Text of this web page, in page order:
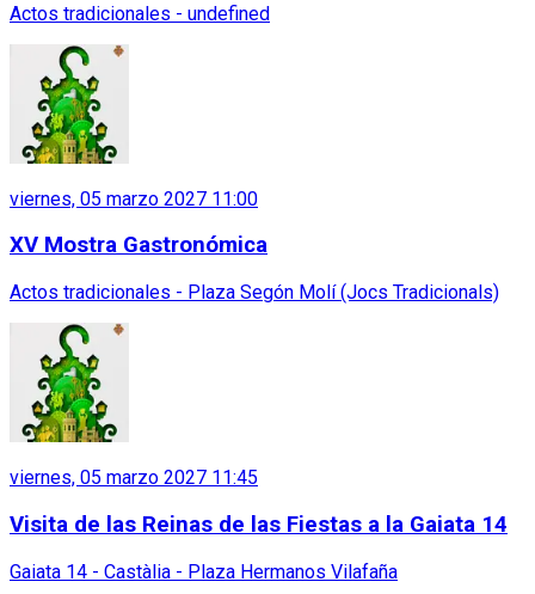
Actos tradicionales - undefined
viernes, 05 marzo 2027 11:00
XV Mostra Gastronómica
Actos tradicionales - Plaza Segón Molí (Jocs Tradicionals)
viernes, 05 marzo 2027 11:45
Visita de las Reinas de las Fiestas a la Gaiata 14
Gaiata 14 - Castàlia - Plaza Hermanos Vilafaña